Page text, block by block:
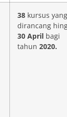
38 kursus yang
dirancang
30 April bagi
tahun 2020.